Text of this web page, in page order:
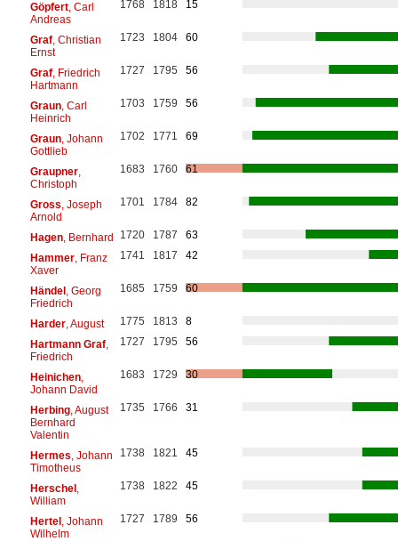
Göpfert, Carl
Andreas
1768 1818 15
Graf, Christian
Ernst
1723 1804 60
Graf, Friedrich
Hartmann
1727 1795 56
Graun, Carl
Heinrich
1703 1759 56
Graun, Johann
Gottlieb
1702 1771 69
Graupner,
Christoph
1683 1760 61
Gross , Joseph
Arnold
1701 1784 82
Hagen, Bernhard 1720 1787
63
Hammer, Franz
Xaver
1741 1817 42
Händel, Georg
Friedrich
1685 1759 60
Harder, August 1775 1813
8
Hartmann Graf,
Friedrich
1727 1795 56
Heinichen,
Johann David
1683 1729 30
Herbing, August
Bernhard
Valentin
1735 1766 31
Hermes , Johann
Timotheus
1738 1821 45
Herschel,
William
1738 1822 45
Hertel, Johann
Wilhelm
1727 1789 56